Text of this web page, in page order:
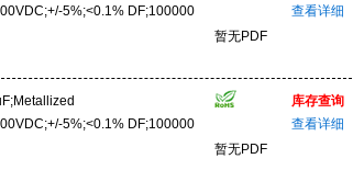
5%;<0.1% DF;100000
暂无PDF
查看详细
5%;<0.1% DF;100000
暂无PDF
库存查询
查看详细